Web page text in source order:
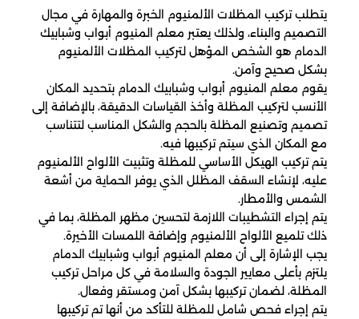
يتطلب تركيب المظلات الألمنيوم الخبرة والمهارة في مجال
التصميم والبناء، ولذلك يعتبر معلم المنيوم أبواب وشبابيك
الدمام هو الشخص المؤهل لتركيب المظلات الألمنيوم
بشكل صحيح وآمن.
يقوم معلم المنيوم أبواب وشبابيك الدمام بتحديد المكان
الأنسب لتركيب المظلة وأخذ القياسات الدقيقة، بالإضافة إلى
تصميم وتصنيع المظلة بالحجم والشكل المناسب لتتناسب
مع المكان الذي سيتم تركيبها فيه.
يتم تركيب الهيكل الأساسي للمظلة وتثبيت الألواح الألمنيوم
عليه، لإنشاء السقف المظلل الذي يوفر الحماية من أشعة
الشمس والأمطار.
يتم إجراء التشطيبات اللازمة لتحسين مظهر المظلة، بما في
ذلك تلميع الألواح الألمنيوم وإضافة اللمسات الأخيرة.
يجب الإشارة إلى أن معلم المنيوم أبواب وشبابيك الدمام
يلتزم بأعلى معايير الجودة والسلامة في كل مراحل تركيب
المظلة، لضمان تركيبها بشكل آمن ومستقر وفعال.
يتم إجراء فحص شامل للمظلة للتأكد من أنها تم تركيبها